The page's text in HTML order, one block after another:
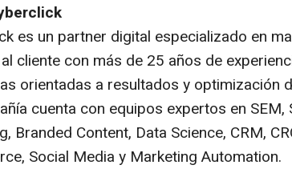
es un partner digital especializado en
cliente con más de 25 años de
orientadas a resultados y optimización
cuenta con equipos expertos en SEM,
Branded Content, Data Science, CRM,
Social Media y Marketing Automation.